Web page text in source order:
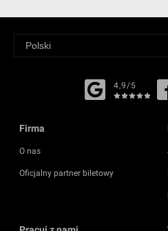
4,9/5
Firma
O nas
Oficjalny partner biletowy